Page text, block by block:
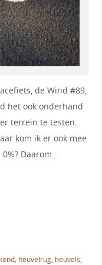
de Wind #89,
het ook onderhand
terrein te testen.
kom ik er ook mee
Daarom…
, heuvelrug, heuvels,